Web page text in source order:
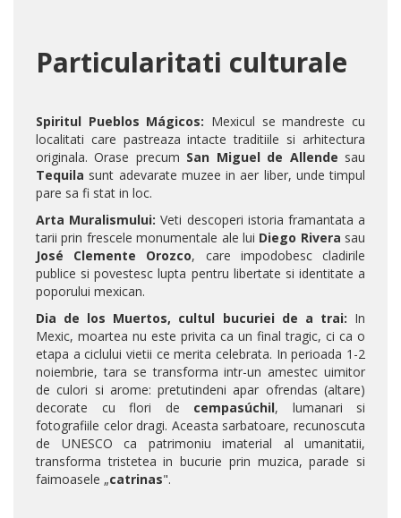
Particularitati culturale
Spiritul Pueblos Mágicos: Mexicul se mandreste cu
localitati care pastreaza intacte traditiile si arhitectura
originala. Orase precum San Miguel de Allende sau
Tequila sunt adevarate muzee in aer liber, unde timpul
pare sa fi stat in loc.
Arta Muralismului: Veti descoperi istoria framantata a
tarii prin frescele monumentale ale lui Diego Rivera sau
José Clemente Orozco, care impodobesc cladirile
publice si povestesc lupta pentru libertate si identitate a
poporului mexican.
Dia de los Muertos, cultul bucuriei de a trai: In
Mexic, moartea nu este privita ca un final tragic, ci ca o
etapa a ciclului vietii ce merita celebrata. In perioada 1-2
noiembrie, tara se transforma intr-un amestec uimitor
de culori si arome: pretutindeni apar ofrendas (altare)
decorate cu flori de cempasúchil, lumanari si
fotografiile celor dragi. Aceasta sarbatoare, recunoscuta
de UNESCO ca patrimoniu imaterial al umanitatii,
transforma tristetea in bucurie prin muzica, parade si
faimoasele „catrinas".